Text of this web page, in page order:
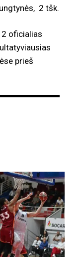
2 tšk.
oficialias
prieš